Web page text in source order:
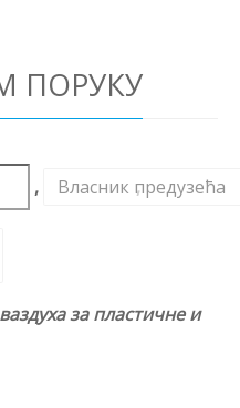
ПОРУКУ
, Власник предузећа
,
за пластичне и